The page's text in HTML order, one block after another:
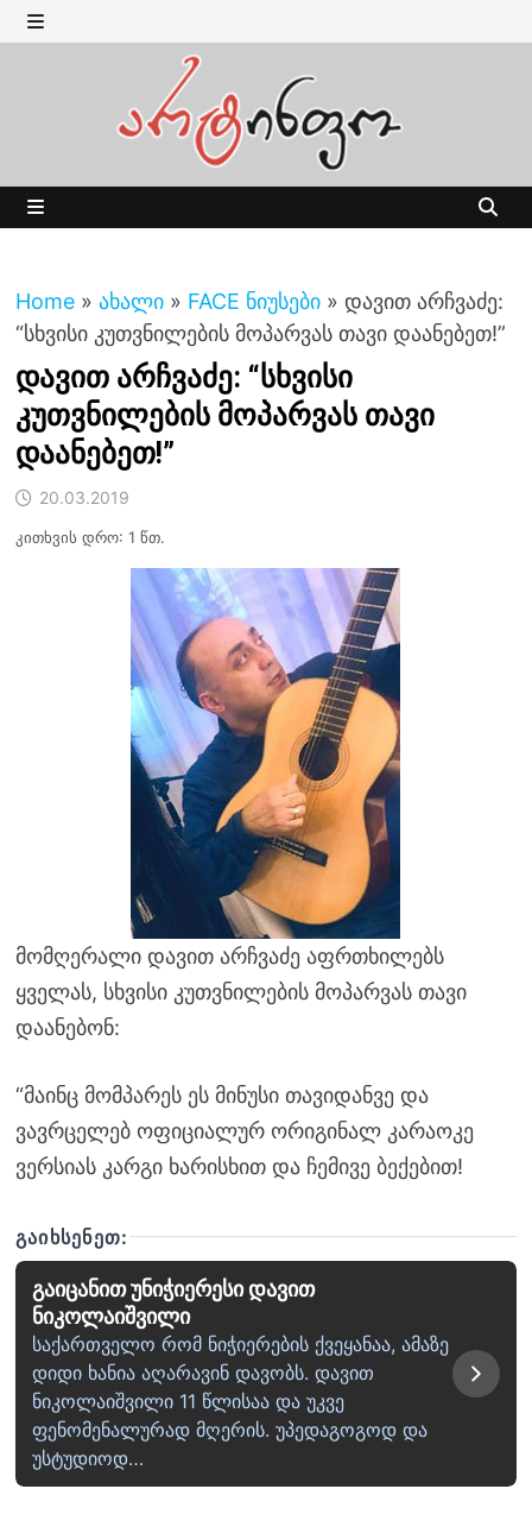
Skip
to MENU
Home » ახალი » FACE ნიუსები » დავით არჩვაძე:
“სხვისი კუთვნილების მოპარვას თავი დაანებეთ!”
დავით არჩვაძე: “სხვისი
კუთვნილების მოპარვას თავი
დაანებეთ!”
20.03.2019
კითხვის დრო: 1 წთ.
მომღერალი დავით არჩვაძე აფრთხილებს
ყველას, სხვისი კუთვნილების მოპარვას თავი
დაანებონ:
“მაინც მომპარეს ეს მინუსი თავიდანვე და
ვავრცელებ ოფიციალურ ორიგინალ კარაოკე
ვერსიას კარგი ხარისხით და ჩემივე ბექებით!
ᲒᲐᲘᲮᲡᲔᲜᲔᲗ:
გაიცანით უნიჭიერესი დავით
ნიკოლაიშვილი
საქართველო რომ ნიჭიერების ქვეყანაა, ამაზე
დიდი ხანია აღარავინ დავობს. დავით
ნიკოლაიშვილი 11 წლისაა და უკვე
ფენომენალურად მღერის. უპედაგოგოდ და
უსტუდიოდ…